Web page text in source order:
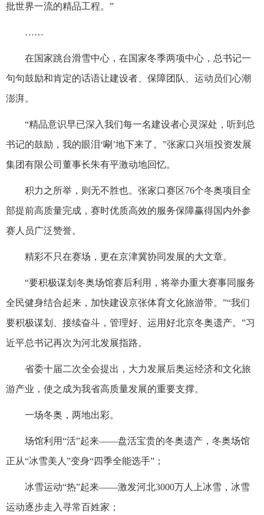
批世界一流的精品工程。”
……
在国家跳台滑雪中心，在国家冬季两项中心，总书记一
句句鼓励和肯定的话语让建设者、保障团队、运动员们心潮
澎湃。
“精品意识早已深入我们每一名建设者心灵深处，听到总
书记的鼓励，我的眼泪‘唰’地下来了。”张家口兴垣投资发展
集团有限公司董事长朱有平激动地回忆。
积力之所举，则无不胜也。张家口赛区76个冬奥项目全
部提前高质量完成，赛时优质高效的服务保障赢得国内外参
赛人员广泛赞誉。
精彩不只在赛场，更在京津冀协同发展的大文章。
“要积极谋划冬奥场馆赛后利用，将举办重大赛事同服务
全民健身结合起来，加快建设京张体育文化旅游带。”“我们
要积极谋划、接续奋斗，管理好、运用好北京冬奥遗产。”习
近平总书记再次为河北发展指路。
省委十届二次全会提出，大力发展后奥运经济和文化旅
游产业，使之成为我省高质量发展的重要支撑。
一场冬奥，两地出彩。
场馆利用“活”起来——盘活宝贵的冬奥遗产，冬奥场馆
正从“冰雪美人”变身“四季全能选手”；
冰雪运动“热”起来——激发河北3000万人上冰雪，冰雪
运动逐步走入寻常百姓家；